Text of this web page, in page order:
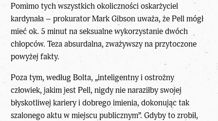
Pomimo tych wszystkich okoliczności oskarżyciel
kardynała – prokurator Mark Gibson uważa, że Pell mógł
mieć ok. 5 minut na seksualne wykorzystanie dwóch
chłopców. Teza absurdalna, zważywszy na przytoczone
powyżej fakty.
Poza tym, według Bolta, „inteligentny i ostrożny
człowiek, jakim jest Pell, nigdy nie naraziłby swojej
błyskotliwej kariery i dobrego imienia, dokonując tak
szalonego aktu w miejscu publicznym”. Gdyby to zrobił,